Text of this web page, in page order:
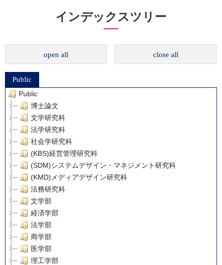
インデックスツリー
open all close all
Public
Public
博士論文
文学研究科
法学研究科
社会学研究科
(KBS)経営管理研究科
(SDM)システムデザイン・マネジメント研究科
(KMD)メディアデザイン研究科
法務研究科
文学部
経済学部
法学部
商学部
医学部
理工学部